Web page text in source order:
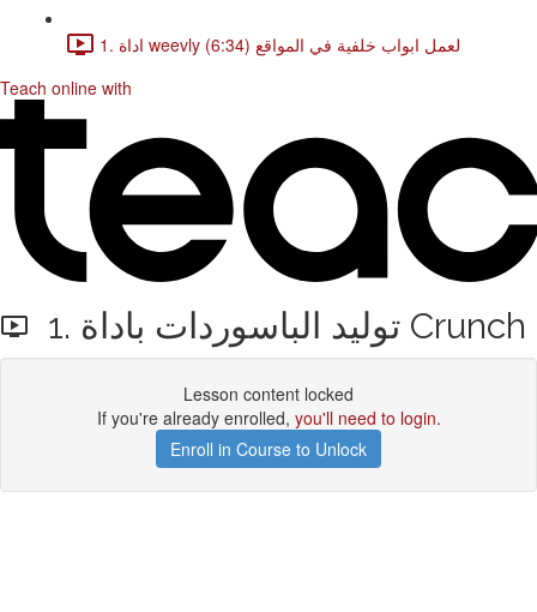
1. اداة weevly لعمل ابواب خلفية في المواقع (6:34)
Teach online with
1. توليد الباسوردات باداة Crunch
Lesson content locked
If you're already enrolled, you'll need to login.
Enroll in Course to Unlock